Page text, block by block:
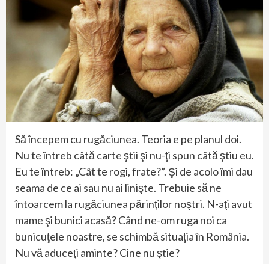
Să începem cu rugăciunea. Teoria e pe planul doi.
Nu te întreb câtă carte ştii şi nu-ţi spun câtă ştiu eu.
Eu te întreb: „Cât te rogi, frate?”. Şi de acolo îmi dau
seama de ce ai sau nu ai linişte. Trebuie să ne
întoarcem la rugăciunea părinţilor noştri. N-aţi avut
mame şi bunici acasă? Când ne-om ruga noi ca
bunicuţele noastre, se schimbă situaţia în România.
Nu vă aduceţi aminte? Cine nu ştie?